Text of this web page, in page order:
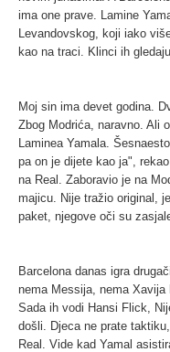
ima one prave. Lamine
Levandovskog, koji iako
kao na traci. Klinci ih
Moj sin ima devet godina.
Zbog Modrića, naravno. Ali
Laminea Yamala.
pa on je dijete kao ja",
na Real. Zaboravio je na
majicu. Nije tražio original,
paket, njegove oči su
Barcelona danas igra
nema Messija, nema Xavija
Sada ih vodi Hansi Flick,
došli. Djeca ne prate
Real. Vide kad Yamal